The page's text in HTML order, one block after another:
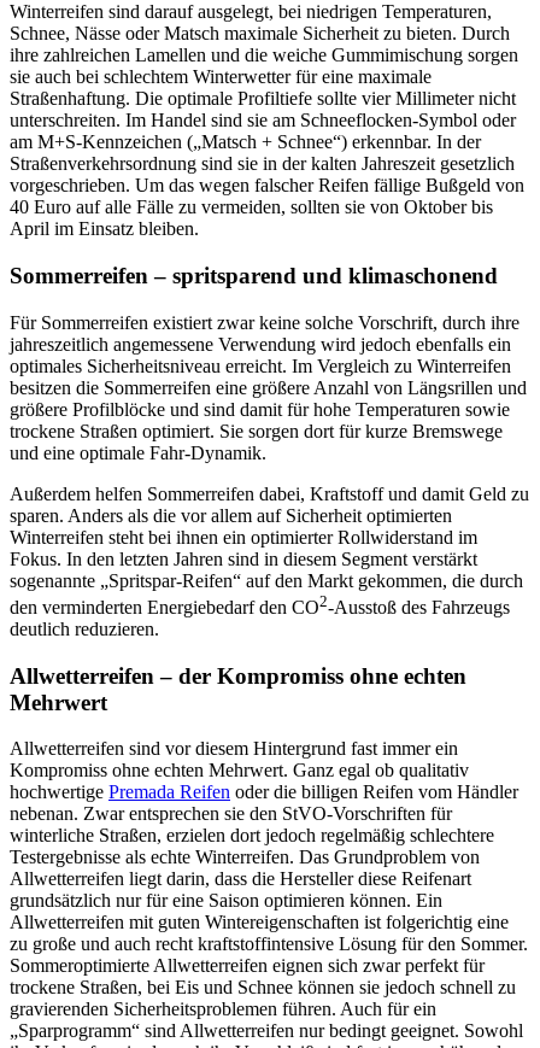
Winterreifen sind darauf ausgelegt, bei niedrigen Temperaturen,
Schnee, Nässe oder Matsch maximale Sicherheit zu bieten. Durch
ihre zahlreichen Lamellen und die weiche Gummimischung sorgen
sie auch bei schlechtem Winterwetter für eine maximale
Straßenhaftung. Die optimale Profiltiefe sollte vier Millimeter nicht
unterschreiten. Im Handel sind sie am Schneeflocken-Symbol oder
am M+S-Kennzeichen („Matsch + Schnee“) erkennbar. In der
Straßenverkehrsordnung sind sie in der kalten Jahreszeit gesetzlich
vorgeschrieben. Um das wegen falscher Reifen fällige Bußgeld von
40 Euro auf alle Fälle zu vermeiden, sollten sie von Oktober bis
April im Einsatz bleiben.
Sommerreifen – spritsparend und klimaschonend
Für Sommerreifen existiert zwar keine solche Vorschrift, durch ihre
jahreszeitlich angemessene Verwendung wird jedoch ebenfalls ein
optimales Sicherheitsniveau erreicht. Im Vergleich zu Winterreifen
besitzen die Sommerreifen eine größere Anzahl von Längsrillen und
größere Profilblöcke und sind damit für hohe Temperaturen sowie
trockene Straßen optimiert. Sie sorgen dort für kurze Bremswege
und eine optimale Fahr-Dynamik.
Außerdem helfen Sommerreifen dabei, Kraftstoff und damit Geld zu
sparen. Anders als die vor allem auf Sicherheit optimierten
Winterreifen steht bei ihnen ein optimierter Rollwiderstand im
Fokus. In den letzten Jahren sind in diesem Segment verstärkt
sogenannte „Spritspar-Reifen“ auf den Markt gekommen, die durch
den verminderten Energiebedarf den CO2-Ausstoß des Fahrzeugs
deutlich reduzieren.
Allwetterreifen – der Kompromiss ohne echten
Mehrwert
Allwetterreifen sind vor diesem Hintergrund fast immer ein
Kompromiss ohne echten Mehrwert. Ganz egal ob qualitativ
hochwertige Premada Reifen oder die billigen Reifen vom Händler
nebenan. Zwar entsprechen sie den StVO-Vorschriften für
winterliche Straßen, erzielen dort jedoch regelmäßig schlechtere
Testergebnisse als echte Winterreifen. Das Grundproblem von
Allwetterreifen liegt darin, dass die Hersteller diese Reifenart
grundsätzlich nur für eine Saison optimieren können. Ein
Allwetterreifen mit guten Wintereigenschaften ist folgerichtig eine
zu große und auch recht kraftstoffintensive Lösung für den Sommer.
Sommeroptimierte Allwetterreifen eignen sich zwar perfekt für
trockene Straßen, bei Eis und Schnee können sie jedoch schnell zu
gravierenden Sicherheitsproblemen führen. Auch für ein
„Sparprogramm“ sind Allwetterreifen nur bedingt geeignet. Sowohl